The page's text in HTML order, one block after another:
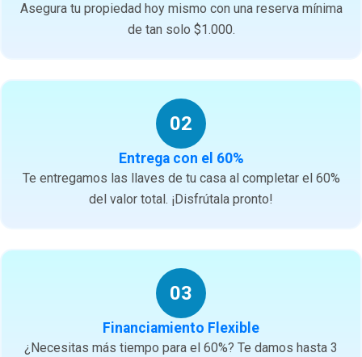
Asegura tu propiedad hoy mismo con una reserva mínima
de tan solo $1.000.
02
Entrega con el 60%
Te entregamos las llaves de tu casa al completar el 60%
del valor total. ¡Disfrútala pronto!
03
Financiamiento Flexible
¿Necesitas más tiempo para el 60%? Te damos hasta 3